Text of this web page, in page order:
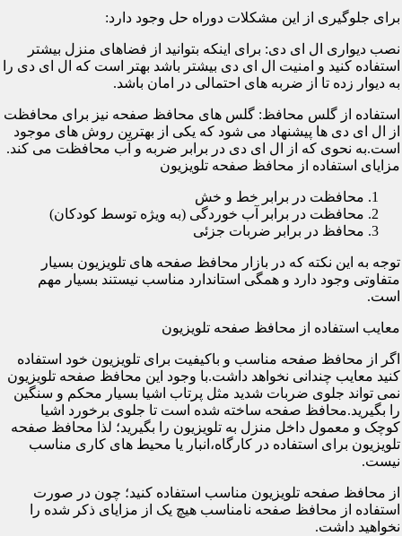
برای جلوگیری از این مشکلات دوراه حل وجود دارد:
نصب دیواری ال ای دی: برای اینکه بتوانید از فضاهای منزل بیشتر
استفاده کنید و امنیت ال ای دی بیشتر باشد بهتر است که ال ای دی را
به دیوار زده تا از ضربه های احتمالی در امان باشد.
استفاده از گلس محافظ: گلس های محافظ صفحه نیز برای محافظت
از ال ای دی ها پیشنهاد می شود که یکی از بهترین روش های موجود
است.به نحوی که از ال ای دی در برابر ضربه و آب محافظت می کند.
مزایای استفاده از محافظ صفحه تلویزیون
محافظت در برابر خط و خش
محافظت در برابر آب خوردگی (به ویژه توسط کودکان)
محافظ در برابر ضربات جزئی
توجه به این نکته که در بازار محافظ صفحه های تلویزیون بسیار
متفاوتی وجود دارد و همگی استاندارد مناسب نیستند بسیار مهم
است.
معایب استفاده از محافظ صفحه تلویزیون
اگر از محافظ صفحه مناسب و باکیفیت برای تلویزیون خود استفاده
کنید معایب چندانی نخواهد داشت.با وجود این محافظ صفحه تلویزیون
نمی تواند جلوی ضربات شدید مثل پرتاب اشیا بسیار محکم و سنگین
را بگیرید.محافظ صفحه ساخته شده است تا جلوی برخورد اشیا
کوچک و معمول داخل منزل به تلویزیون را بگیرید؛ لذا محافظ صفحه
تلویزیون برای استفاده در کارگاه،انبار یا محیط های کاری مناسب
نیست.
از محافظ صفحه تلویزیون مناسب استفاده کنید؛ چون در صورت
استفاده از محافظ صفحه نامناسب هیچ یک از مزایای ذکر شده را
نخواهید داشت.